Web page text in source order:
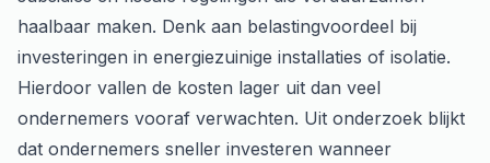
haalbaar maken. Denk aan belastingvoordeel bij
investeringen in energiezuinige installaties of isolatie.
Hierdoor vallen de kosten lager uit dan veel
ondernemers vooraf verwachten. Uit onderzoek blijkt
dat ondernemers sneller investeren wanneer